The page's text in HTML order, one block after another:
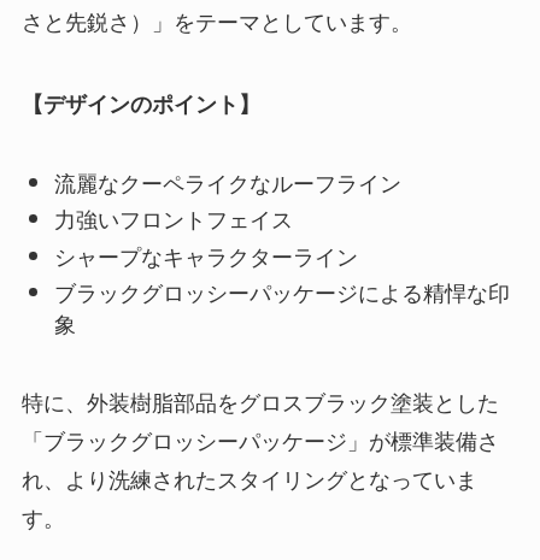
さと先鋭さ）」をテーマとしています。
【デザインのポイント】
流麗なクーペライクなルーフライン
力強いフロントフェイス
シャープなキャラクターライン
ブラックグロッシーパッケージによる精悍な印
象
特に、外装樹脂部品をグロスブラック塗装とした
「ブラックグロッシーパッケージ」が標準装備さ
れ、より洗練されたスタイリングとなっていま
す。